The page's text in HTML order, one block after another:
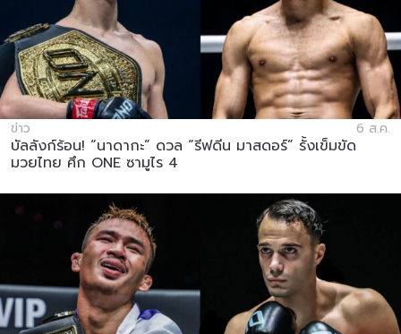
ข่าว 6 ส.ค.
บัลลังก์ร้อน! “นาดากะ” ดวล “รีฟดีน มาสดอร์” รั้งเข็มขัด
มวยไทย ศึก ONE ซามูไร 4